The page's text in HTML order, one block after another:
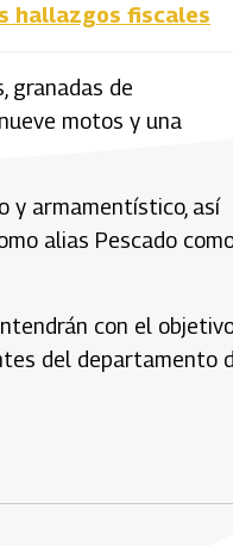
hallazgos fiscales
granadas de
motos y una
y armamentístico, así
alias Pescado
con el
del departamento